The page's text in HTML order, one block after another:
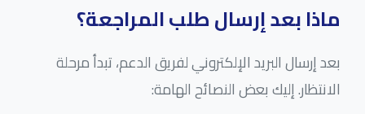
ماذا بعد إرسال طلب المراجعة؟
بعد إرسال البريد الإلكتروني لفريق الدعم، تبدأ مرحلة
الانتظار. إليك بعض النصائح الهامة: